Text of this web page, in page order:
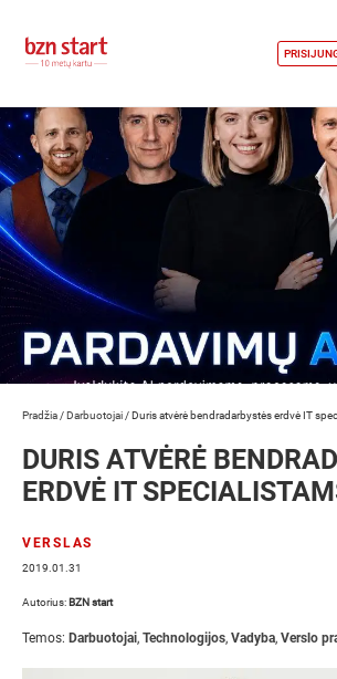
Pradžia /Darbuotojai /Duris atvėrė bendradarbystės erdvė IT
DURIS ATVĖRĖ
ERDVĖ IT
VERSLAS
2019.01.31
Autorius: BZN start
Temos: Darbuotojai, Technologijos, Vadyba, Verslo